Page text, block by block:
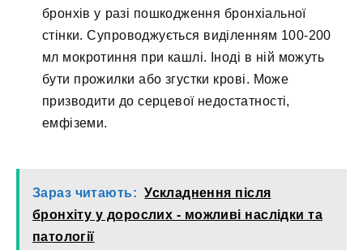
бронхів у разі пошкодження бронхіальної
стінки. Супроводжується виділенням 100-200
мл мокротиння при кашлі. Іноді в ній можуть
бути прожилки або згустки крові. Може
призводити до серцевої недостатності,
емфіземи.
Зараз читають: Ускладнення після
бронхіту у дорослих - можливі наслідки та
патології